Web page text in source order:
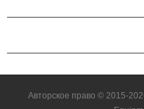
Авторское право © 2015-